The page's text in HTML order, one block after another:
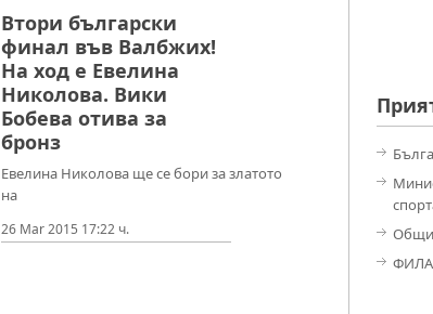
Втори български
финал във Валбжих!
На ход е Евелина
Николова. Вики
Бобева отива за
бронз
Евелина Николова ще се бори за златото
на
26 Mar 2015 17:22 ч.
ФИЛА